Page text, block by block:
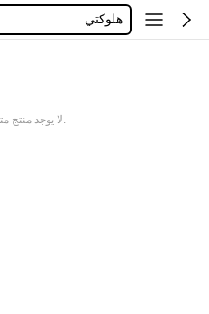
هلوكتي
.لا يوجد منتج